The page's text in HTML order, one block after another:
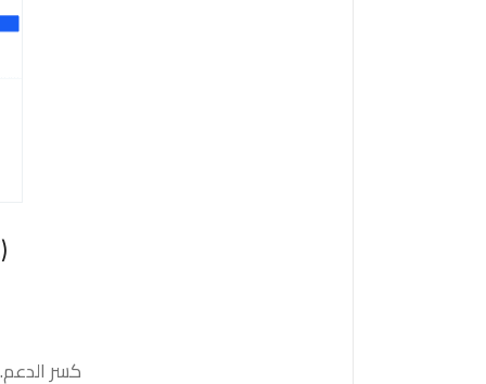
كسر الدعم. 37340 والثبات أدنى منه على الأقل بشمعة 4 ساعات سيدفع السعر نحو الدعم التالي 36370